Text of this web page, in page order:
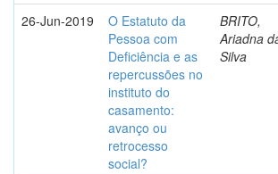
26-Jun-2019
O Estatuto da
Pessoa com
Deficiência e as
repercussões no
instituto do
casamento:
avanço ou
retrocesso
social?
BRITO,
Ariadna
Silva